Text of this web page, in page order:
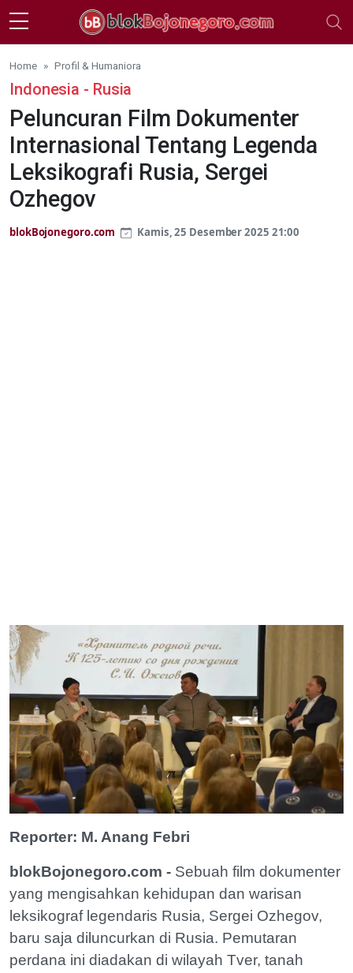
Skip to main content
Home Profil & Humaniora
Indonesia - Rusia
Peluncuran Film Dokumenter
Internasional Tentang Legenda
Leksikografi Rusia, Sergei
Ozhegov
blokBojonegoro.com Kamis, 25 Desember 2025 21:00
Reporter: M. Anang Febri
blokBojonegoro.com - Sebuah film dokumenter
yang mengisahkan kehidupan dan warisan
leksikograf legendaris Rusia, Sergei Ozhegov,
baru saja diluncurkan di Rusia. Pemutaran
perdana ini diadakan di wilayah Tver, tanah